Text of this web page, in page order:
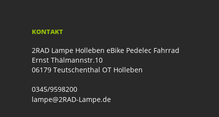
KONTAKT
2RAD Lampe Holleben eBike Pedelec Fahrrad
Ernst Thälmannstr.10
06179 Teutschenthal OT Holleben
0345/9598200
lampe@2RAD-Lampe.de